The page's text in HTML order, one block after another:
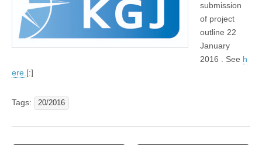
submission
of project
outline 22
January
2016 . See h
ere.[:]
Tags: 20/2016